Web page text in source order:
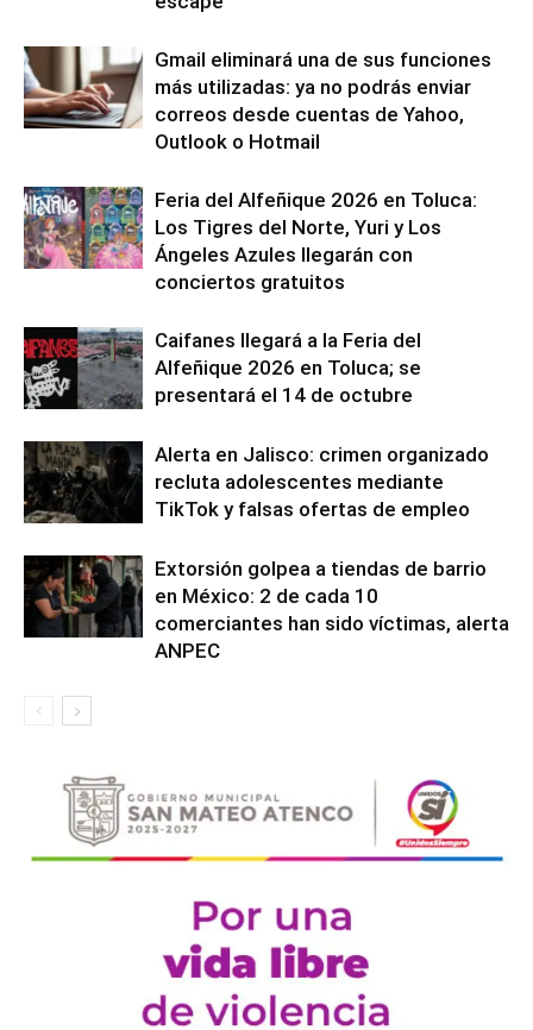
Gmail eliminará una de sus funciones
más utilizadas: ya no podrás enviar
correos desde cuentas de Yahoo,
Outlook o Hotmail
Feria del Alfeñique 2026 en Toluca:
Los Tigres del Norte, Yuri y Los
Ángeles Azules llegarán con
conciertos gratuitos
Caifanes llegará a la Feria del
Alfeñique 2026 en Toluca; se
presentará el 14 de octubre
Alerta en Jalisco: crimen organizado
recluta adolescentes mediante
TikTok y falsas ofertas de empleo
Extorsión golpea a tiendas de barrio
en México: 2 de cada 10
comerciantes han sido víctimas, alerta
ANPEC